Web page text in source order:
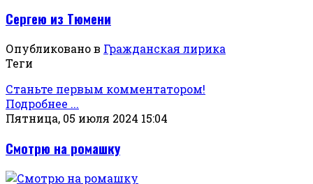
Сергею из Тюмени
Опубликовано в Гражданская лирика
Теги
Станьте первым комментатором!
Подробнее ...
Пятница, 05 июля 2024 15:04
Смотрю на ромашку